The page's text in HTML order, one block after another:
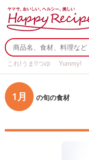
これ!うま!!つゆ Yummy!
1月 の旬の食材